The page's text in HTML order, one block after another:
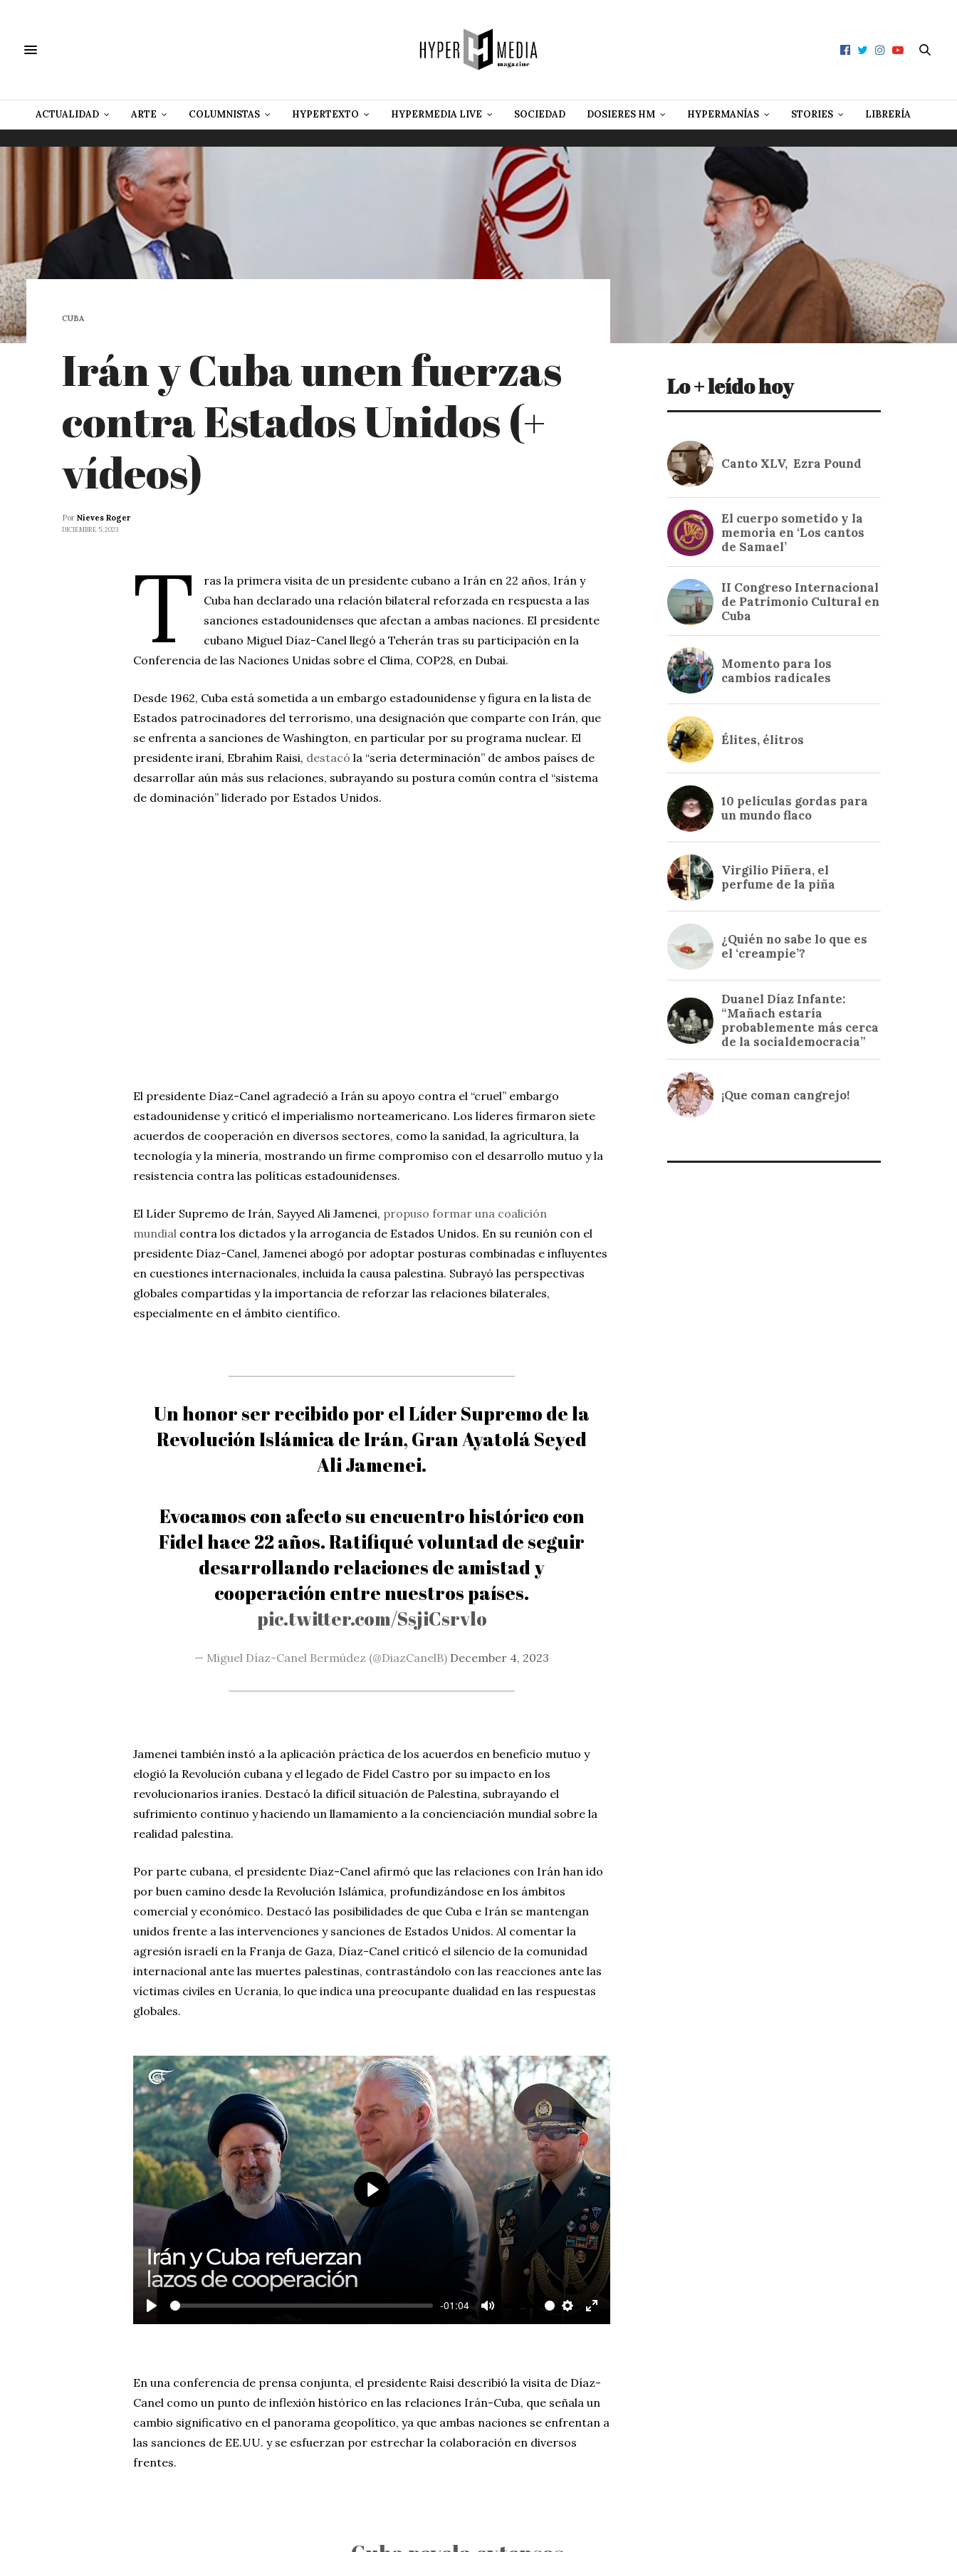
ACTUALIDAD ARTE COLUMNISTAS HYPERTEXTO HYPERMEDIA LIVE SOCIEDAD DOSIERES HM HYPERMANÍAS STORIES LIBRERÍA
CUBA
Irán y Cuba unen fuerzas
contra Estados Unidos (+
vídeos)
Por Nieves Roger
DICIEMBRE 5, 2023
T
ras la primera visita de un presidente cubano a Irán en 22 años, Irán y
Cuba han declarado una relación bilateral reforzada en respuesta a las
sanciones estadounidenses que afectan a ambas naciones. El presidente
cubano Miguel Díaz-Canel llegó a Teherán tras su participación en la
Conferencia de las Naciones Unidas sobre el Clima, COP28, en Dubai.
Desde 1962, Cuba está sometida a un embargo estadounidense y figura en la lista de
Estados patrocinadores del terrorismo, una designación que comparte con Irán, que
se enfrenta a sanciones de Washington, en particular por su programa nuclear. El
presidente iraní, Ebrahim Raisi, destacó la “seria determinación” de ambos países de
desarrollar aún más sus relaciones, subrayando su postura común contra el “sistema
de dominación” liderado por Estados Unidos.
El presidente Díaz-Canel agradeció a Irán su apoyo contra el “cruel” embargo
estadounidense y criticó el imperialismo norteamericano. Los líderes firmaron siete
acuerdos de cooperación en diversos sectores, como la sanidad, la agricultura, la
tecnología y la minería, mostrando un firme compromiso con el desarrollo mutuo y la
resistencia contra las políticas estadounidenses.
El Líder Supremo de Irán, Sayyed Ali Jamenei, propuso formar una coalición
mundial contra los dictados y la arrogancia de Estados Unidos. En su reunión con el
presidente Díaz-Canel, Jamenei abogó por adoptar posturas combinadas e influyentes
en cuestiones internacionales, incluida la causa palestina. Subrayó las perspectivas
globales compartidas y la importancia de reforzar las relaciones bilaterales,
especialmente en el ámbito científico.
Un honor ser recibido por el Líder Supremo de la
Revolución Islámica de Irán, Gran Ayatolá Seyed
Ali Jamenei.
Evocamos con afecto su encuentro histórico con
Fidel hace 22 años. Ratifiqué voluntad de seguir
desarrollando relaciones de amistad y
cooperación entre nuestros países.
pic.twitter.com/SsjiCsrvlo
— Miguel Díaz-Canel Bermúdez (@DiazCanelB) December 4, 2023
Jamenei también instó a la aplicación práctica de los acuerdos en beneficio mutuo y
elogió la Revolución cubana y el legado de Fidel Castro por su impacto en los
revolucionarios iraníes. Destacó la difícil situación de Palestina, subrayando el
sufrimiento continuo y haciendo un llamamiento a la concienciación mundial sobre la
realidad palestina.
Por parte cubana, el presidente Díaz-Canel afirmó que las relaciones con Irán han ido
por buen camino desde la Revolución Islámica, profundizándose en los ámbitos
comercial y económico. Destacó las posibilidades de que Cuba e Irán se mantengan
unidos frente a las intervenciones y sanciones de Estados Unidos. Al comentar la
agresión israelí en la Franja de Gaza, Díaz-Canel criticó el silencio de la comunidad
internacional ante las muertes palestinas, contrastándolo con las reacciones ante las
víctimas civiles en Ucrania, lo que indica una preocupante dualidad en las respuestas
globales.
P
y
-01:04
M
e
S
i
n
g
E
e
r
f
P
En una conferencia de prensa conjunta, el presidente Raisi describió la visita de Díaz-
Canel como un punto de inflexión histórico en las relaciones Irán-Cuba, que señala un
cambio significativo en el panorama geopolítico, ya que ambas naciones se enfrentan a
las sanciones de EE.UU. y se esfuerzan por estrechar la colaboración en diversos
frentes.
Lo + leído hoy